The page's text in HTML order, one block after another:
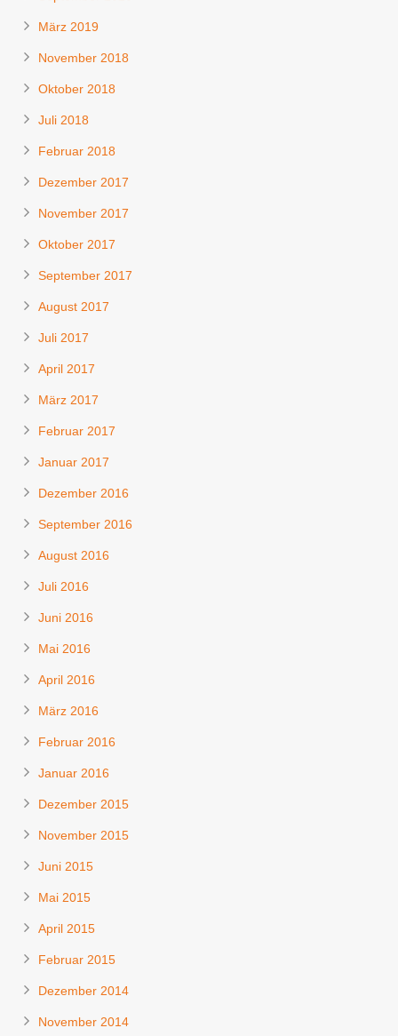
März 2019
November 2018
Oktober 2018
Juli 2018
Februar 2018
Dezember 2017
November 2017
Oktober 2017
September 2017
August 2017
Juli 2017
April 2017
März 2017
Februar 2017
Januar 2017
Dezember 2016
September 2016
August 2016
Juli 2016
Juni 2016
Mai 2016
April 2016
März 2016
Februar 2016
Januar 2016
Dezember 2015
November 2015
Juni 2015
Mai 2015
April 2015
Februar 2015
Dezember 2014
November 2014